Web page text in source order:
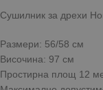
Сушилник за дрехи
Размери: 56/58 см
Височина: 97 см
Простирна площ 12